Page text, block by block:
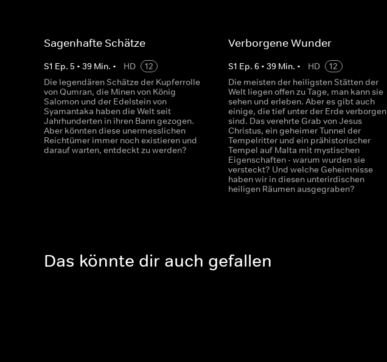
Sagenhafte Schätze
S1 Ep. 5 • 39 Min. • HD
12
Die legendären Schätze der Kupferrolle
von Qumran, die Minen von König
Salomon und der Edelstein von
Syamantaka haben die Welt seit
Jahrhunderten in ihren Bann gezogen.
Aber könnten diese unermesslichen
Reichtümer immer noch existieren und
darauf warten, entdeckt zu werden?
Verborgene Wunder
S1 Ep.6 •39 Min. • HD
12
Die meisten der heiligsten Stätten der
Welt liegen offen zu Tage, man kann sie
sehen und erleben. Aber es gibt auch
einige, die tief unter der Erde verborgen
sind. Das verehrte Grab von Jesus
Christus, ein geheimer Tunnel der
Tempelritter und ein prähistorischer
Tempel auf Malta mit mystischen
Eigenschaften - warum wurden sie
versteckt? Und welche Geheimnisse
haben wir in diesen unterirdischen
heiligen Räumen ausgegraben?
Das könnte dir auch gefallen